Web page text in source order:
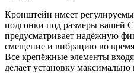
Кронштейн имеет
подгонки под размеры вашей
предусматривает надёжную
смещение и вибрацию во
Все крепёжные элементы
делает установку